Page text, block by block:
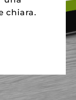
chiara.